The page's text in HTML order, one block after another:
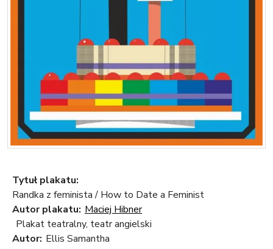
Tytuł plakatu:
Randka z feminista / How to Date a Feminist
Autor plakatu: Maciej Hibner
Plakat teatralny, teatr angielski
Autor: Ellis Samantha